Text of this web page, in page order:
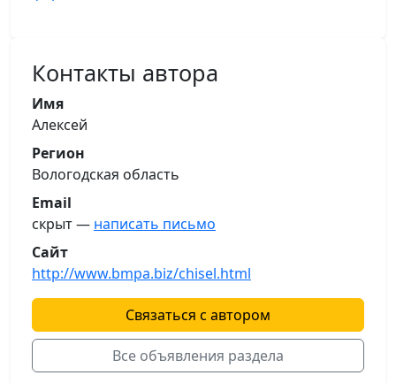
Контакты автора
Имя
Алексей
Регион
Вологодская область
Email
скрыт — написать письмо
Сайт
http://www.bmpa.biz/chisel.html
Связаться с автором
Все объявления раздела